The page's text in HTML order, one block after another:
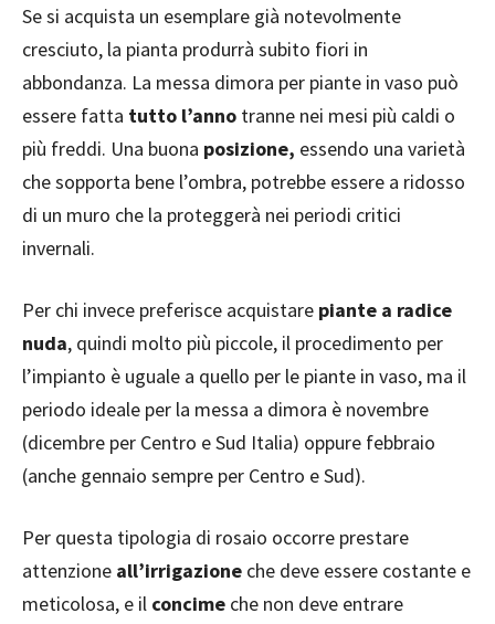
Se si acquista un esemplare già notevolmente
cresciuto, la pianta produrrà subito fiori in
abbondanza. La messa dimora per piante in vaso può
essere fatta tutto l’anno tranne nei mesi più caldi o
più freddi. Una buona posizione, essendo una varietà
che sopporta bene l’ombra, potrebbe essere a ridosso
di un muro che la proteggerà nei periodi critici
invernali.
Per chi invece preferisce acquistare piante a radice
nuda, quindi molto più piccole, il procedimento per
l’impianto è uguale a quello per le piante in vaso, ma il
periodo ideale per la messa a dimora è novembre
(dicembre per Centro e Sud Italia) oppure febbraio
(anche gennaio sempre per Centro e Sud).
Per questa tipologia di rosaio occorre prestare
attenzione all’irrigazione che deve essere costante e
meticolosa, e il concime che non deve entrare